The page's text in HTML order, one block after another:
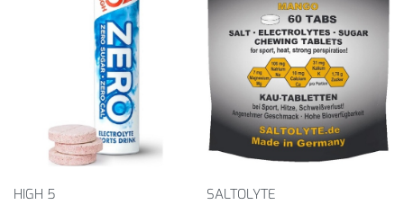
HIGH 5 SALTOLYTE